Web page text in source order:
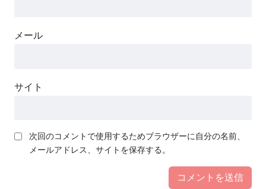
メール
サイト
次回のコメントで使用するためブラウザーに自分の名前、
メールアドレス、サイトを保存する。